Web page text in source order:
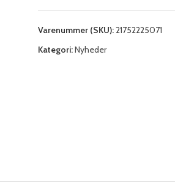
Varenummer (SKU):21752225071
Kategori:Nyheder